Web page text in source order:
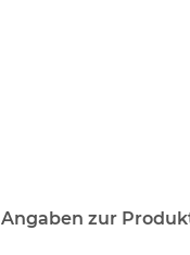
Angaben zur